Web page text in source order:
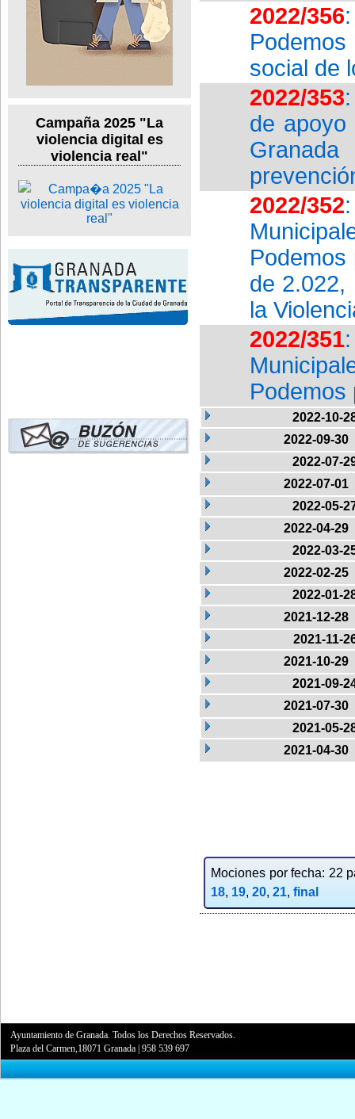
Campaña 2025 "La
violencia digital es
violencia real"
2022/356
social de
2022/353
de apoyo
2022/352
de 2.022,
la
2022/351
Podemos
2022-10-
2022-09-30
2022-07-
2022-07-01
2022-05-
2022-04-29
2022-03-
2022-02-25
2022-01-
2021-12-28
2021-11-
2021-10-29
2021-09-
2021-07-30
2021-05-
2021-04-30
Mociones por fecha: 22
18, 19, 20, 21, final
Ayuntamiento de Granada. Todos los Derechos Reservados.
Plaza del Carmen,18071 Granada |958 539 697